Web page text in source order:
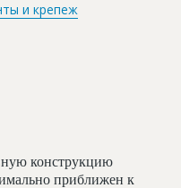
и крепеж
конструкцию
приближен к